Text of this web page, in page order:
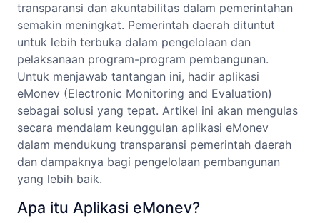
transparansi dan akuntabilitas dalam pemerintahan
semakin meningkat. Pemerintah daerah dituntut
untuk lebih terbuka dalam pengelolaan dan
pelaksanaan program-program pembangunan.
Untuk menjawab tantangan ini, hadir aplikasi
eMonev (Electronic Monitoring and Evaluation)
sebagai solusi yang tepat. Artikel ini akan mengulas
secara mendalam keunggulan aplikasi eMonev
dalam mendukung transparansi pemerintah daerah
dan dampaknya bagi pengelolaan pembangunan
yang lebih baik.
Apa itu Aplikasi eMonev?